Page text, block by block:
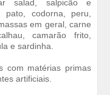
salad, salpicão e
pato, codorna, peru,
em geral, carne
camarão frito,
e sardinha.
com matérias primas
artificiais.